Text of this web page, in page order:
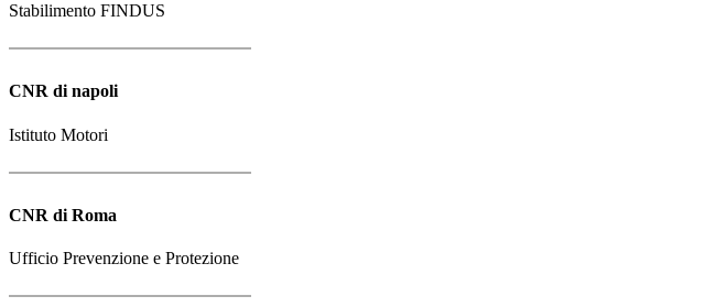
Stabilimento FINDUS
CNR di napoli
Istituto Motori
CNR di Roma
Ufficio Prevenzione e Protezione